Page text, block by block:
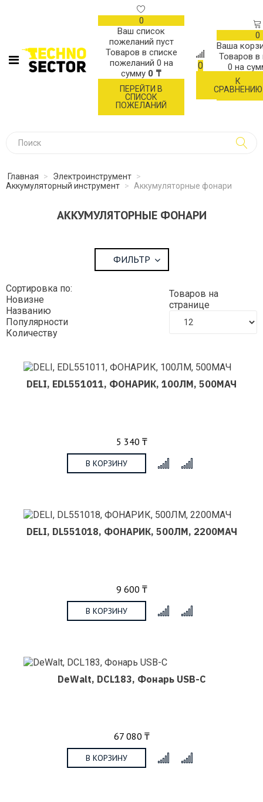
0
Ваш список
пожеланий пуст
Товаров в списке
пожеланий 0 на
сумму 0 ₸
ПЕРЕЙТИ В
СПИСОК
ПОЖЕЛАНИЙ
0
К
СРАВНЕНИЮ
0
Ваша
Товаров в
0 на
Главная > Электроинструмент >
Аккумуляторный инструмент > Аккумуляторные фонари
АККУМУЛЯТОРНЫЕ ФОНАРИ
ФИЛЬТР
Сортировка по:
Новизне
Названию
Популярности
Количеству
Товаров на
странице
DELI, EDL551011, ФОНАРИК, 100ЛМ, 500МАЧ
5 340 ₸
В КОРЗИНУ
DELI, DL551018, ФОНАРИК, 500ЛМ, 2200МАЧ
9 600 ₸
В КОРЗИНУ
DeWalt, DCL183, Фонарь USB-C
67 080 ₸
В КОРЗИНУ